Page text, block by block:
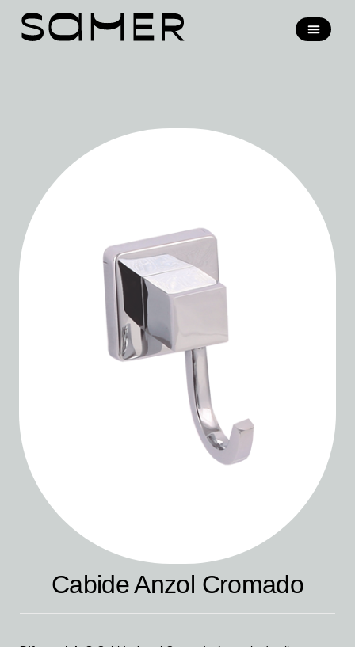
Cabide Anzol Cromado